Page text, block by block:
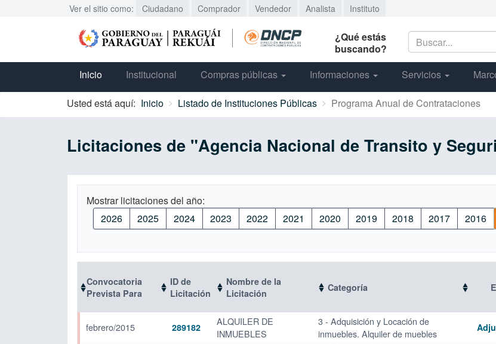
Ver el sitio como: Ciudadano Comprador Vendedor Analista Instituto
¿Qué estás
buscando?
Inicio Institucional Compras públicas Informaciones Servicios
Usted está aquí: Inicio Listado de Instituciones Públicas Programa Anual de Contrataciones
Licitaciones de "Agencia Nacional de Transito y
Mostrar licitaciones del año:
2026
2025 2024 2023 2022 2021 2020 2019 2018 2017 2016
Convocatoria
Prevista Para
ID de
Licitación
Nombre de la
Licitación
Categoría
febrero/2015 289182
ALQUILER DE
INMUEBLES
3 - Adquisición y Locación de
inmuebles. Alquiler de muebles